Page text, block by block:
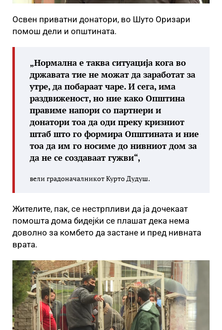
Освен приватни донатори, во Шуто Оризари
помош дели и општината.
„Нормална е таква ситуација кога во
државата тие не можат да заработат за
утре, да побараат чаре. И сега, има
раздвиженост, но ние како Општина
правиме напори со партнери и
донатори тоа да оди преку кризниот
штаб што го формира Општината и ние
тоа да им го носиме до нивниот дом за
да не се создаваат гужви“,
вели градоначалникот Курто Дудуш.
Жителите, пак, се нестрпливи да ја дочекаат
помошта дома бидејќи се плашат дека нема
доволно за комбето да застане и пред нивната
врата.